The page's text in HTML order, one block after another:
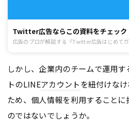
Twitter広告ならこの資料をチェック
広告のプロが解説する『Twitter広告はじめて
しかし、企業内のチームで運用
トのLINEアカウントを紐付けな
ため、個人情報を利用すること
のではないでしょうか。